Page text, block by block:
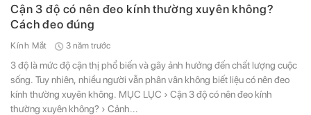
Cận 3 độ có nên đeo kính thường xuyên không?
Cách đeo đúng
Kính Mắt 3 năm trước
3 độ là mức độ cận thị phổ biến và gây ảnh hưởng đến chất lượng cuộc
sống. Tuy nhiên, nhiều người vẫn phân vân không biết liệu có nên đeo
kính thường xuyên không. MỤC LỤC › Cận 3 độ có nên đeo kính
thường xuyên không? › Cảnh...